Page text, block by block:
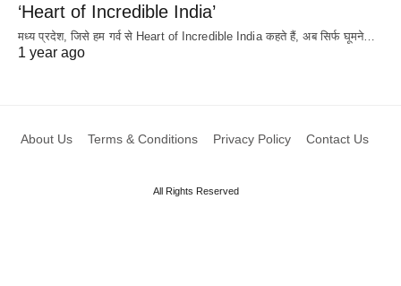
‘Heart of Incredible India’
मध्य प्रदेश, जिसे हम गर्व से Heart of Incredible India कहते हैं, अब सिर्फ घूमने…
1 year ago
About Us Terms & Conditions Privacy Policy Contact Us
All Rights Reserved